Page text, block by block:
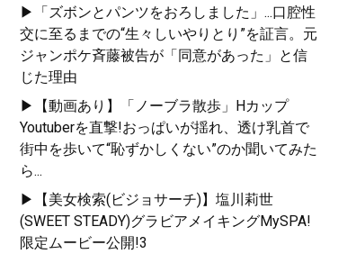
▶「ズボンとパンツをおろしました」...口腔性
交に至るまでの“生々しいやりとり”を証言。元
ジャンポケ斉藤被告が「同意があった」と信
じた理由
▶【動画あり】「ノーブラ散歩」Hカップ
Youtuberを直撃!おっぱいが揺れ、透け乳首で
街中を歩いて“恥ずかしくない”のか聞いてみた
ら...
▶【美女検索(ビジョサーチ)】塩川莉世
(SWEET STEADY)グラビアメイキングMySPA!
限定ムービー公開!3